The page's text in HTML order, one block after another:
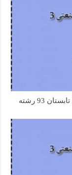
دانلود رایگان نمونه سوال حسابداری صنعتی 3 تابستان 93 رشته